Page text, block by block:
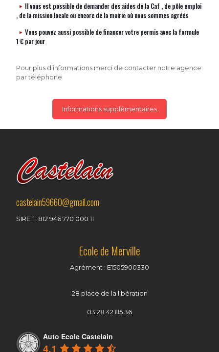
Il vous est possible de demander des aides de la Caf , de pôle emploi
, de la mission locale ou encore de la mairie où nous sommes agréés
Vous pouvez aussi possible de financer votre permis avec la formule
1 € par jour
Pour plus d’informations merci de contacter notre agence
par téléphone
Informations supplémentaires
castelain59660@gmail.com
SIRET : 812 946 770 000 11
Ecole de Merville
Agrément : E1505900330
28 place de la libération
03 28 42 85 36
Auto Ecole Castelain
4.1